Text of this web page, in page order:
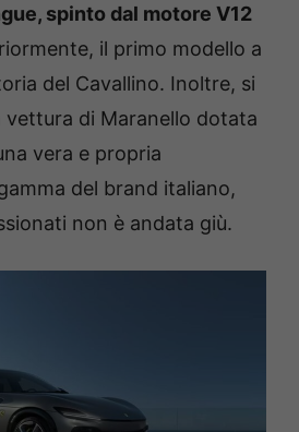
spinto dal motore V12
il primo modello a
del Cavallino. Inoltre, si
di Maranello dotata
vera e propria
del brand italiano,
non è andata giù.